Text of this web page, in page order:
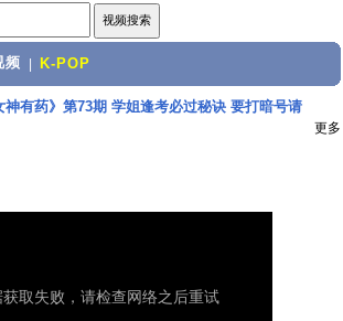
频 K-POP
神有药》第73期 学姐逢考必过秘诀 要打暗号请
更多